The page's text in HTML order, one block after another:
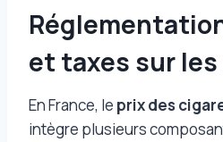
et taxes sur
En France, le prix des
intègre plusieurs